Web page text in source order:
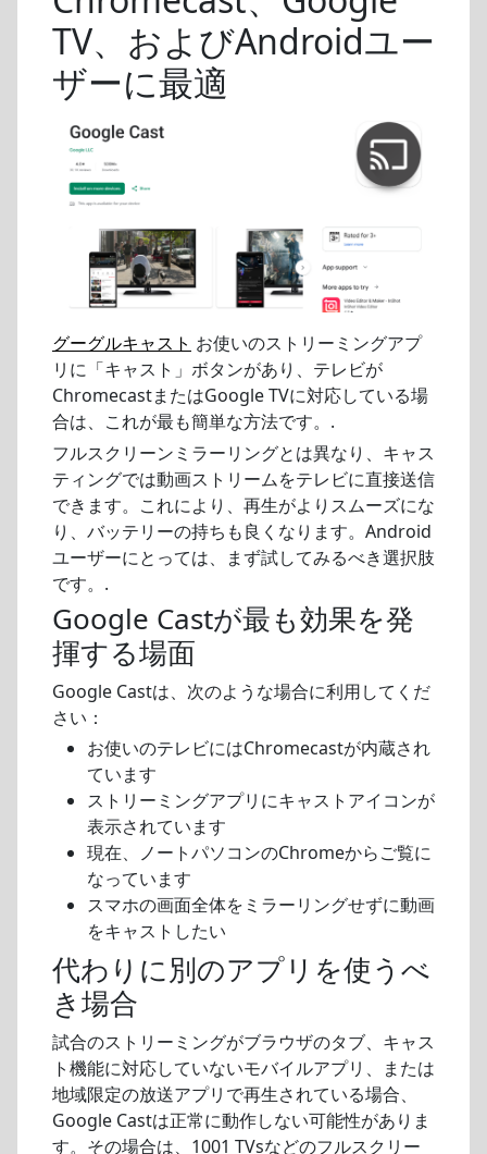
TV、およびAndroidユー
ザーに最適
グーグルキャスト お使いのストリーミングアプ
リに「キャスト」ボタンがあり、テレビが
ChromecastまたはGoogle TVに対応している場
合は、これが最も簡単な方法です。.
フルスクリーンミラーリングとは異なり、キャス
ティングでは動画ストリームをテレビに直接送信
できます。これにより、再生がよりスムーズにな
り、バッテリーの持ちも良くなります。Android
ユーザーにとっては、まず試してみるべき選択肢
です。.
Google Castが最も効果を発
揮する場面
Google Castは、次のような場合に利用してくだ
さい：
お使いのテレビにはChromecastが内蔵され
ています
ストリーミングアプリにキャストアイコンが
表示されています
現在、ノートパソコンのChromeからご覧に
なっています
スマホの画面全体をミラーリングせずに動画
をキャストしたい
代わりに別のアプリを使うべ
き場合
試合のストリーミングがブラウザのタブ、キャス
ト機能に対応していないモバイルアプリ、または
地域限定の放送アプリで再生されている場合、
Google Castは正常に動作しない可能性がありま
す。その場合は、1001 TVsなどのフルスクリー